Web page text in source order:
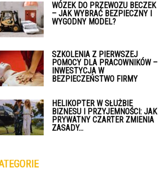
WÓZEK DO PRZEWOZU BECZEK
– JAK WYBRAĆ BEZPIECZNY I
WYGODNY MODEL?
SZKOLENIA Z PIERWSZEJ
POMOCY DLA PRACOWNIKÓW –
INWESTYCJA W
BEZPIECZEŃSTWO FIRMY
HELIKOPTER W SŁUŻBIE
BIZNESU I PRZYJEMNOŚCI: JAK
PRYWATNY CZARTER ZMIENIA
ZASADY...